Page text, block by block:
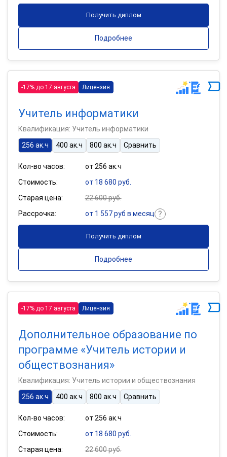
Получить диплом
Подробнее
-17% до 17 августа Лицензия
Учитель информатики
Квалификация: Учитель информатики
256 ак.ч
400 ак.ч 800 ак.ч Сравнить
Кол-во часов:
от 256 ак.ч
Стоимость:
от 18 680 руб.
Старая цена:
22 600 руб.
Рассрочка:
от 1 557 руб в месяц
Получить диплом
Подробнее
-17% до 17 августа Лицензия
Дополнительное образование по
программе «Учитель истории и
обществознания»
Квалификация: Учитель истории и обществознания
256 ак.ч
400 ак.ч 800 ак.ч Сравнить
Кол-во часов:
от 256 ак.ч
Стоимость:
от 18 680 руб.
Старая цена:
22 600 руб.